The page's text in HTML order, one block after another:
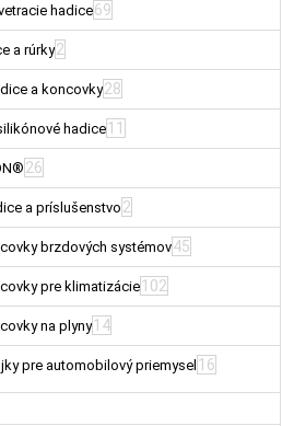
hadice69
a rúrky2
a koncovky28
hadice 11
26
a príslušenstvo2
brzdových systémov45
pre klimatizácie 102
na plyny 14
pre automobilový priemysel 16